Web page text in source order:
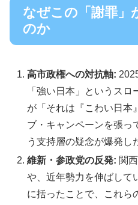
なぜこの「謝罪」
のか
高市政権への対抗軸:
「強い日本」というス
が「それは『こわい日本
ブ・キャンペーンを張っ
う支持層の疑念が爆発し
維新・参政党の反発: 関
や、近年勢力を伸ばして
に括ったことで、これら